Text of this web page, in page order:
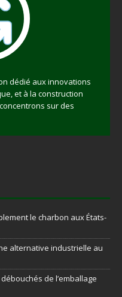
dédié aux innovations
et à la construction
sur des
le charbon aux États-
alternative industrielle au
de l’emballage